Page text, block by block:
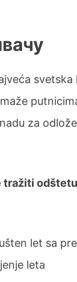
za
tražiti
let sa
leta